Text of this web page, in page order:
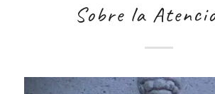
Sobre la